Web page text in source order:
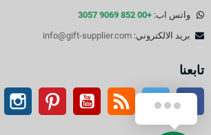
واتس اب: +00 852 9069 3057
بريد الالكتروني: info@gift-supplier.com
تابعنا
موقع التواصل الاجتماعي الفيسبوك
تويتر آر إس إس موقع يوتيوببينتيريست